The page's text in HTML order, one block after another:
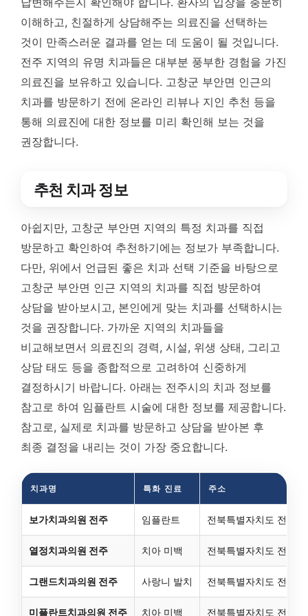
이해하고, 친절하게 상담해주는 의료진을 선택하는
것이 만족스러운 결과를 얻는 데 도움이 될 것입니다.
전주 지역의 유명 치과들은 대부분 풍부한 경험을 가진
의료진을 보유하고 있습니다. 고창군 부안면 인근의
치과를 방문하기 전에 온라인 리뷰나 지인 추천 등을
통해 의료진에 대한 정보를 미리 확인해 보는 것을
권장합니다.
추천 치과 정보
아쉽지만, 고창군 부안면 지역의 특정 치과를 직접
방문하고 확인하여 추천하기에는 정보가 부족합니다.
다만, 위에서 언급된 좋은 치과 선택 기준을 바탕으로
고창군 부안면 인근 지역의 치과를 직접 방문하여
상담을 받아보시고, 본인에게 맞는 치과를 선택하시는
것을 권장합니다. 가까운 지역의 치과들을
비교해보면서 의료진의 경력, 시설, 위생 상태, 그리고
상담 태도 등을 종합적으로 고려하여 신중하게
결정하시기 바랍니다. 아래는 전주시의 치과 정보를
참고로 하여 임플란트 시술에 대한 정보를 제공합니다.
참고로, 실제로 치과를 방문하고 상담을 받아본 후
최종 결정을 내리는 것이 가장 중요합니다.
치과명 특화 진료 주소
보가치과의원 전주 임플란트 전북특별자치도 전주
열정치과의원 전주 치아 미백 전북특별자치도 전주
그랜드치과의원 전주 사랑니 발치 전북특별자치도 전주
미플란트치과의원 전주 치아 미백 전북특별자치도 전주